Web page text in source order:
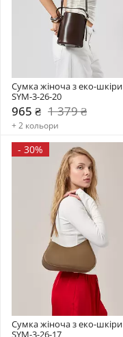
Сумка жіноча з еко-шкіри
SYM-3-26-20
965 ₴ 1 379 ₴
+ 2 кольори
- 30%
Сумка жіноча з еко-шкіри
SYM-3-26-17